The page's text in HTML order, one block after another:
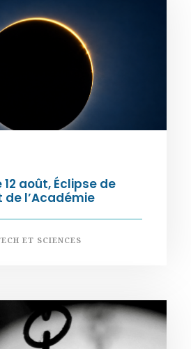
12 août, Éclipse de
de l’Académie
ET SCIENCES